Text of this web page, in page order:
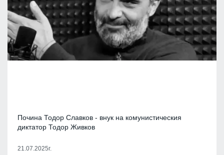
Почина Тодор Славков - внук на комунистическия
диктатор Тодор Живков
21.07.2025г.